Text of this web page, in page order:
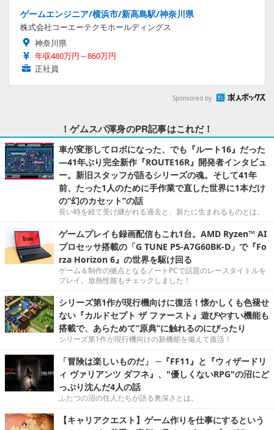
ゲームエンジニア/横浜市/新高島駅/神奈川県
株式会社コーエーテクモホールディングス
神奈川県
年収480万円～860万円
正社員
Sponsored by
！ゲムスパ渾身のPR記事はこれだ！
車が変形してロボになった、でも『ルート16』だった
―41年ぶり完全新作『ROUTE16R』開発者インタビュ
ー。新旧スタッフが語るシリーズの魂。そして41年
前、たった1人のために手作業で直した世界に1本だけ
の“幻のカセット”の話
長い時を経て受け継がれる過去と、新たに生まれるものとは。
ゲームプレイも録画配信もこれ1台。AMD Ryzen™ AI
プロセッサ搭載の「G TUNE P5-A7G60BK-D」で『Fo
rza Horizon 6』の世界を駆け回る
ゲーム＆制作の拠点となるノートPCで話題のレースタイトルを
プレイ。放熱性能もチェックしました！
シリーズ第1作が現行機向けに復活！懐かしくも色褪せ
ない『カルドセプト ザ ファースト』遊びやすい機能も
搭載で、あらためて“原典”に触れるのにぴったり
シリーズ第1作が現行機向けの新機能を備えて復活！
「冒険は楽しいものだ」 ─『FF11』と『ウィザードリ
ィ ヴァリアンツ ダフネ』、"優しくないRPG"の沼にど
っぷり沈んだ4人の話
ふたつの沼の住人たちが語る奥深さとは。
【キャリアクエスト】ゲーム作りを仕事にするという